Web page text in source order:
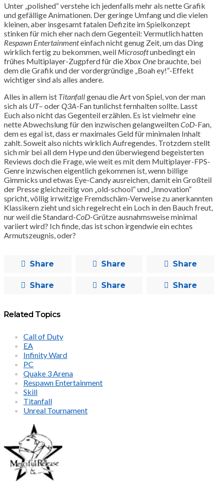
Unter „polished“ verstehe ich jedenfalls mehr als nette Grafik
und gefällige Animationen. Der geringe Umfang und die vielen
kleinen, aber insgesamt fatalen Defizite im Spielkonzept
stinken für mich eher nach dem Gegenteil: Vermutlich hatten
Respawn Entertainmenteinfach nicht genug Zeit, um das Ding
wirklich fertig zu bekommen, weil Microsoftunbedingt ein
frühes Multiplayer-Zugpferd für die Xbox One brauchte, bei
dem die Grafik und der vordergründige „Boah ey!“-Effekt
wichtiger sind als alles andere.
Alles in allem ist Titanfallgenau die Art von Spiel, von der man
sich als UT– oderQ3A-Fan tunlichst fernhalten sollte. Lasst
Euch also nicht das Gegenteil erzählen. Es ist vielmehr eine
nette Abwechslung für den inzwischen gelangweiltenCoD-Fan,
dem es egal ist, dass er maximales Geld für minimalen Inhalt
zahlt. Soweit also nichts wirklich Aufregendes. Trotzdem stellt
sich mir bei all dem Hype und den überwiegend begeisterten
Reviews doch die Frage, wie weit es mit dem Multiplayer-FPS-
Genre inzwischen eigentlich gekommen ist, wenn billige
Gimmicks und etwas Eye-Candy ausreichen, damit ein Großteil
der Presse gleichzeitig von „old-school“ und „Innovation“
spricht, völlig irrwitzige Fremdschäm-Verweise zu anerkannten
Klassikern zieht und sich regelrecht ein Loch in den Bauch freut,
nur weil die Standard-CoD-Grütze ausnahmsweise minimal
variiert wird? Ich finde, das ist schon irgendwie ein echtes
Armutszeugnis, oder?
Share Share Share
Share Share Share
Related Topics
Call of Duty
EA
Infinity Ward
PC
Quake 3 Arena
Respawn Entertainment
Skill
Titanfall
Unreal Tournament